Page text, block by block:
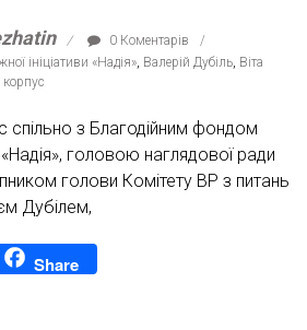
0 Коментарів
ініціативи «Надія», Валерій Дубіль, Віта
спільно з Благодійним фондом
«Надія», головою наглядової ради
голови Комітету ВР з питань
Дубілем,
Share